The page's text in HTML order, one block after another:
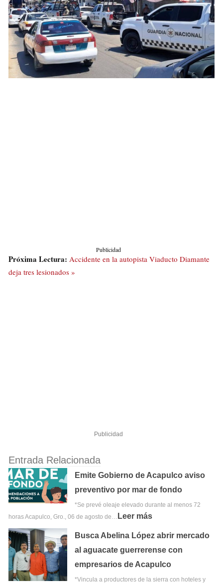
Publicidad
Próxima Lectura: Accidente en la autopista Viaducto Diamante
deja tres lesionados »
Publicidad
Entrada Relacionada
Emite Gobierno de Acapulco aviso
preventivo por mar de fondo
*Se prevé oleaje elevado durante al menos 72
horas Acapulco, Gro., 06 de agosto de… Leer más
Busca Abelina López abrir mercado
al aguacate guerrerense con
empresarios de Acapulco
*Vincula a productores de la sierra con hoteles y